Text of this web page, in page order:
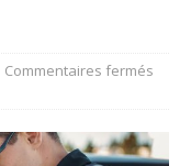
Commentaires fermés